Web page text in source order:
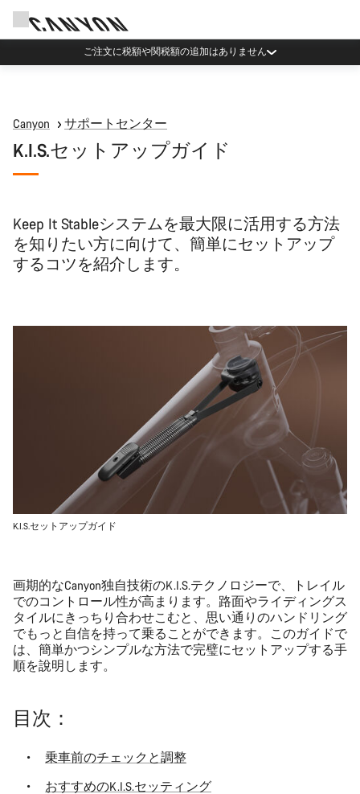
ご注文に税額や関税額の追加はありません
Canyon サポートセンター
K.I.S.セットアップガイド
Keep It Stableシステムを最大限に活用する方法
を知りたい方に向けて、簡単にセットアップ
するコツを紹介します。
K.I.S.セットアップガイド
画期的なCanyon独自技術のK.I.S.テクノロジーで、トレイル
でのコントロール性が高まります。路面やライディングス
タイルにきっちり合わせこむと、思い通りのハンドリング
でもっと自信を持って乗ることができます。このガイドで
は、簡単かつシンプルな方法で完璧にセットアップする手
順を說明します。
目次：
乗車前のチェックと調整
おすすめのK.I.S.セッティング